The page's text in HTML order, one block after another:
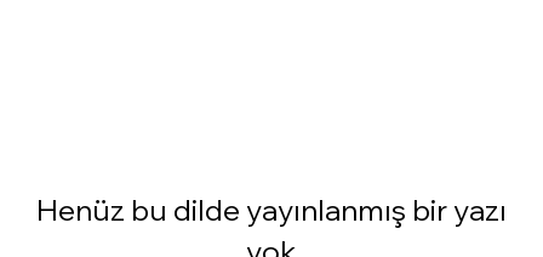
Henüz bu dilde yayınlanmış bir yazı